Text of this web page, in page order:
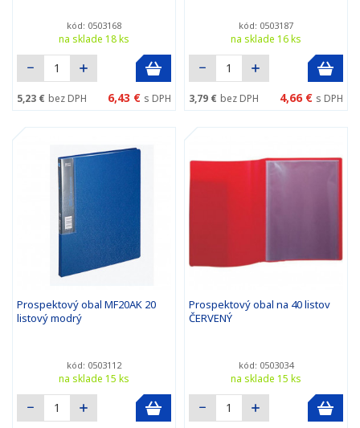
kód: 0503168
na sklade 18 ks
5,23 € bez DPH 6,43 € s DPH
kód: 0503187
na sklade 16 ks
3,79 € bez DPH 4,66 € s DPH
Prospektový obal MF20AK 20
listový modrý
kód: 0503112
na sklade 15 ks
Prospektový obal na 40 listov
ČERVENÝ
kód: 0503034
na sklade 15 ks